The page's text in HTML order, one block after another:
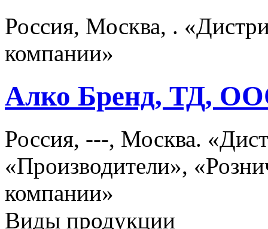
Россия, Москва, .
компании»
Алко Бренд, ТД,
Россия, ---, Москва.
«Производители»,
компании»
Виды продукции